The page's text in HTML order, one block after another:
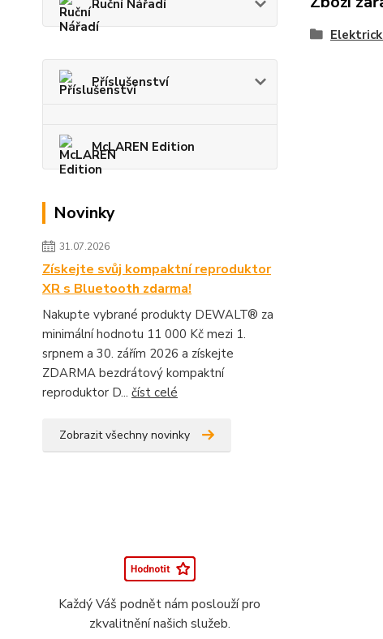
Ruční Nářadí
Příslušenství
McLAREN Edition
Novinky
31.07.2026
Získejte svůj kompaktní reproduktor
XR s Bluetooth zdarma!
Nakupte vybrané produkty DEWALT® za
minimální hodnotu 11 000 Kč mezi 1.
srpnem a 30. zářím 2026 a získejte
ZDARMA bezdrátový kompaktní
reproduktor D... číst celé
Zobrazit všechny novinky
Každý Váš podnět nám poslouží pro
zkvalitnění našich služeb.